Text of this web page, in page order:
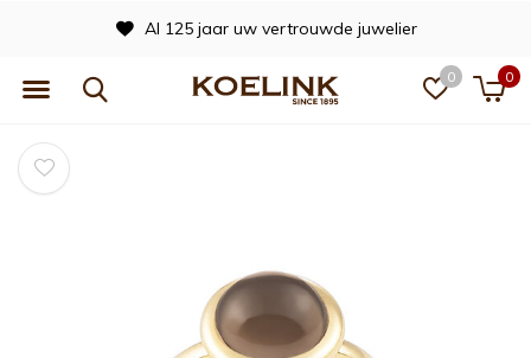
0 0
Al 125 jaar uw vertrouwde juwelier